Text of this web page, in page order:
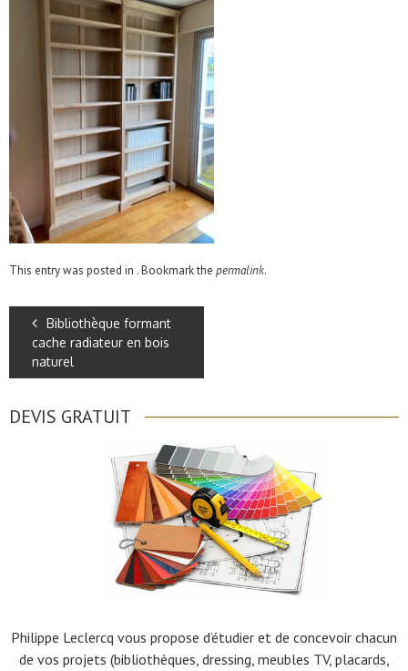
This entry was posted in . Bookmark the permalink.
Bibliothèque formant
cache radiateur en bois
naturel
DEVIS GRATUIT
Philippe Leclercq vous propose d’étudier et de concevoir chacun
de vos projets (bibliothèques, dressing, meubles TV, placards,